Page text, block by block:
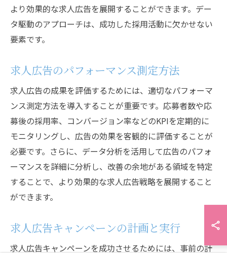
より効果的な求人広告を展開することができます。デー
タ駆動のアプローチは、成功した採用活動に欠かせない
要素です。
求人広告のパフォーマンス測定方法
求人広告の成果を評価するためには、適切なパフォーマ
ンス測定方法を導入することが重要です。応募者数や応
募後の採用率、コンバージョン率などのKPIを定期的に
モニタリングし、広告の効果を客観的に評価することが
必要です。さらに、データ分析を活用して広告のパフォ
ーマンスを詳細に分析し、改善の余地がある領域を特定
することで、より効果的な求人広告戦略を展開すること
ができます。
求人広告キャンペーンの計画と実行
求人広告キャンペーンを成功させるためには、事前の計